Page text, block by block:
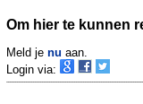
Om hier te kunnen
Meld je nu aan.
Login via: